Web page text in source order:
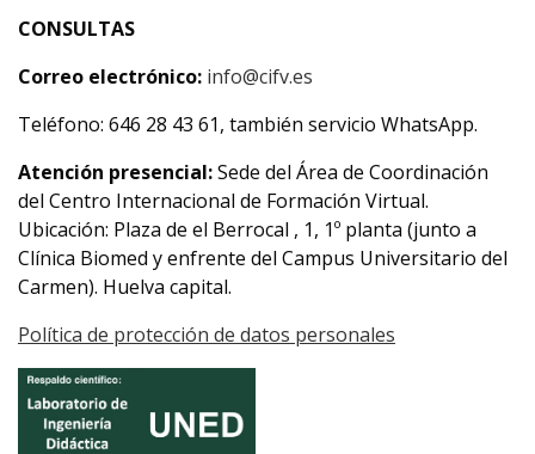
CONSULTAS
Correo electrónico: info@cifv.es
Teléfono: 646 28 43 61, también servicio WhatsApp.
Atención presencial:Sede del Área de Coordinación
del Centro Internacional de Formación Virtual.
Ubicación: Plaza de el Berrocal , 1, 1º planta (junto a
Clínica Biomed y enfrente del Campus Universitario del
Carmen). Huelva capital.
Política de protección de datos personales